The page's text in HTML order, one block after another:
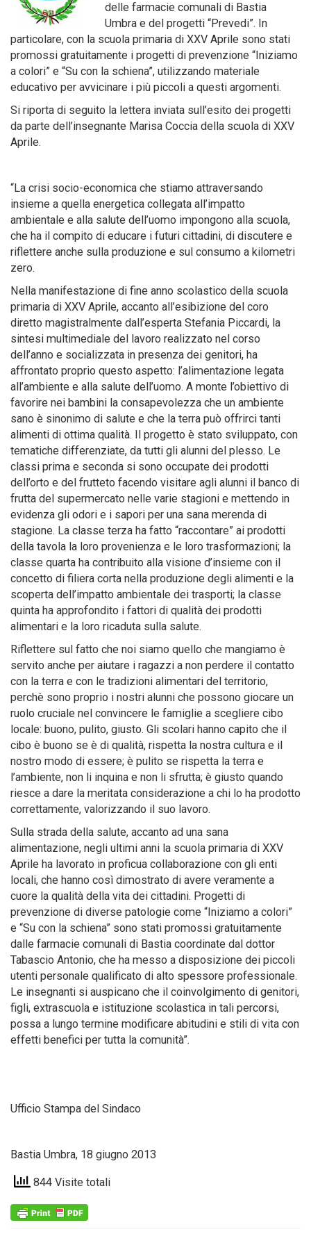
delle farmacie comunali di Bastia
Umbra e del progetti “Prevedi”. In
particolare, con la scuola primaria di XXV Aprile sono stati
promossi gratuitamente i progetti di prevenzione “Iniziamo
a colori” e “Su con la schiena”, utilizzando materiale
educativo per avvicinare i più piccoli a questi argomenti.
Si riporta di seguito la lettera inviata sull’esito dei progetti
da parte dell’insegnante Marisa Coccia della scuola di XXV
Aprile.
“La crisi socio-economica che stiamo attraversando
insieme a quella energetica collegata all’impatto
ambientale e alla salute dell’uomo impongono alla scuola,
che ha il compito di educare i futuri cittadini, di discutere e
riflettere anche sulla produzione e sul consumo a kilometri
zero.
Nella manifestazione di fine anno scolastico della scuola
primaria di XXV Aprile, accanto all’esibizione del coro
diretto magistralmente dall’esperta Stefania Piccardi, la
sintesi multimediale del lavoro realizzato nel corso
dell’anno e socializzata in presenza dei genitori, ha
affrontato proprio questo aspetto: l’alimentazione legata
all’ambiente e alla salute dell’uomo. A monte l’obiettivo di
favorire nei bambini la consapevolezza che un ambiente
sano è sinonimo di salute e che la terra può offrirci tanti
alimenti di ottima qualità. Il progetto è stato sviluppato, con
tematiche differenziate, da tutti gli alunni del plesso. Le
classi prima e seconda si sono occupate dei prodotti
dell’orto e del frutteto facendo visitare agli alunni il banco di
frutta del supermercato nelle varie stagioni e mettendo in
evidenza gli odori e i sapori per una sana merenda di
stagione. La classe terza ha fatto “raccontare” ai prodotti
della tavola la loro provenienza e le loro trasformazioni; la
classe quarta ha contribuito alla visione d’insieme con il
concetto di filiera corta nella produzione degli alimenti e la
scoperta dell’impatto ambientale dei trasporti; la classe
quinta ha approfondito i fattori di qualità dei prodotti
alimentari e la loro ricaduta sulla salute.
Riflettere sul fatto che noi siamo quello che mangiamo è
servito anche per aiutare i ragazzi a non perdere il contatto
con la terra e con le tradizioni alimentari del territorio,
perchè sono proprio i nostri alunni che possono giocare un
ruolo cruciale nel convincere le famiglie a scegliere cibo
locale: buono, pulito, giusto. Gli scolari hanno capito che il
cibo è buono se è di qualità, rispetta la nostra cultura e il
nostro modo di essere; è pulito se rispetta la terra e
l’ambiente, non li inquina e non li sfrutta; è giusto quando
riesce a dare la meritata considerazione a chi lo ha prodotto
correttamente, valorizzando il suo lavoro.
Sulla strada della salute, accanto ad una sana
alimentazione, negli ultimi anni la scuola primaria di XXV
Aprile ha lavorato in proficua collaborazione con gli enti
locali, che hanno così dimostrato di avere veramente a
cuore la qualità della vita dei cittadini. Progetti di
prevenzione di diverse patologie come “Iniziamo a colori”
e “Su con la schiena” sono stati promossi gratuitamente
dalle farmacie comunali di Bastia coordinate dal dottor
Tabascio Antonio, che ha messo a disposizione dei piccoli
utenti personale qualificato di alto spessore professionale.
Le insegnanti si auspicano che il coinvolgimento di genitori,
figli, extrascuola e istituzione scolastica in tali percorsi,
possa a lungo termine modificare abitudini e stili di vita con
effetti benefici per tutta la comunità”.
Ufficio Stampa del Sindaco
Bastia Umbra, 18 giugno 2013
844 Visite totali